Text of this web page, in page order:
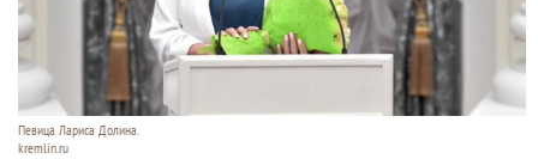
Певица Лариса Долина.
kremlin.ru